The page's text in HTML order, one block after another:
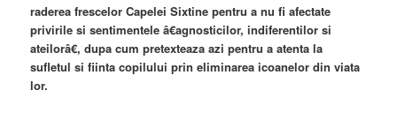
raderea frescelor Capelei Sixtine pentru a nu fi afectate
privirile si sentimentele â€agnosticilor, indiferentilor si
ateilorâ€, dupa cum pretexteaza azi pentru a atenta la
sufletul si fiinta copilului prin eliminarea icoanelor din viata
lor.